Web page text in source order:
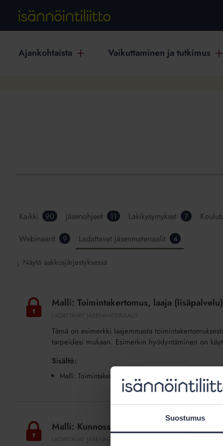
Suostumus
Ajankohtaista Vaikuttaminen ja tutkimus
Kaikki 90 Jäsenohjeet 11 Lakikysymykset 7
Webinaarit 9 Ladattavat jäsenmateriaalit 4
↓ Näytä aakkosjärjestyksessä
Toimintakertomus,
laaja
(lisäpalvelu)
Malli: Toimintakertomus, laaja (lisäpalvelu)
Tämä on esimerkki laajemmasta
tarpeidesi mukaan. Esimerkin hyödyntäminen on
Sisältö:
Malli: Toimintakertomus
Kunnossapitotarveselvitys,
taulukot
Malli: Kunnossapitotarveselvitys, taulukot